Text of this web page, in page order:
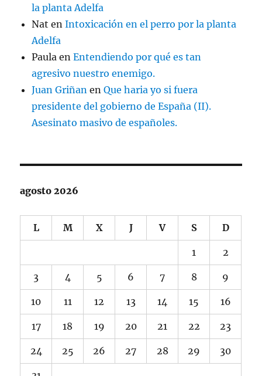
la planta Adelfa
Nat enIntoxicación en el perro por la planta
Adelfa
Paula enEntendiendo por qué es tan
agresivo nuestro enemigo.
Juan Griñan enQue haria yo si fuera
presidente del gobierno de España (II).
Asesinato masivo de españoles.
agosto 2026
L M X J V S D
1 2
3 4 5 6 7 8 9
10 11 12 13 14 15 16
17 18 19 20 21 22 23
24 25 26 27 28 29 30